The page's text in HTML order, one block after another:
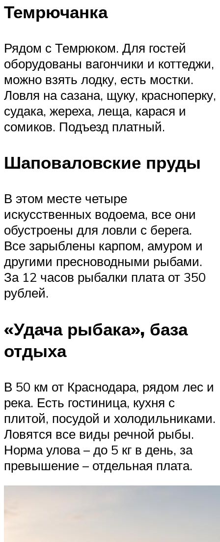
Темрючанка
Рядом с Темрюком. Для гостей
оборудованы вагончики и коттеджи,
можно взять лодку, есть мостки.
Ловля на сазана, щуку, красноперку,
судака, жереха, леща, карася и
сомиков. Подъезд платный.
Шаповаловские пруды
В этом месте четыре
искусственных водоема, все они
обустроены для ловли с берега.
Все зарыблены карпом, амуром и
другими пресноводными рыбами.
За 12 часов рыбалки плата от 350
рублей.
«Удача рыбака», база
отдыха
В 50 км от Краснодара, рядом лес и
река. Есть гостиница, кухня с
плитой, посудой и холодильниками.
Ловятся все виды речной рыбы.
Норма улова – до 5 кг в день, за
превышение – отдельная плата.